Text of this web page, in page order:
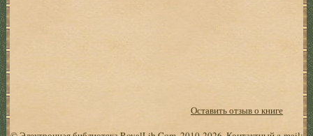
Оставить отзыв о книге